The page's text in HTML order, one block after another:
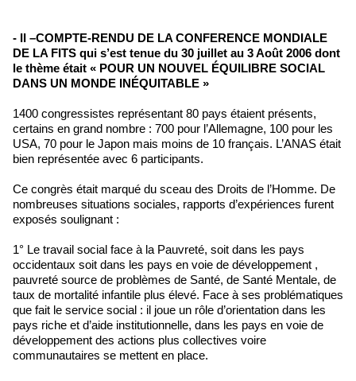
- II –COMPTE-RENDU DE LA CONFERENCE MONDIALE
DE LA FITS qui s’est tenue du 30 juillet au 3 Août 2006 dont
le thème était « POUR UN NOUVEL ÉQUILIBRE SOCIAL
DANS UN MONDE INÉQUITABLE »
1400 congressistes représentant 80 pays étaient présents,
certains en grand nombre : 700 pour l’Allemagne, 100 pour les
USA, 70 pour le Japon mais moins de 10 français. L’ANAS était
bien représentée avec 6 participants.
Ce congrès était marqué du sceau des Droits de l’Homme. De
nombreuses situations sociales, rapports d’expériences furent
exposés soulignant :
1° Le travail social face à la Pauvreté, soit dans les pays
occidentaux soit dans les pays en voie de développement ,
pauvreté source de problèmes de Santé, de Santé Mentale, de
taux de mortalité infantile plus élevé. Face à ses problématiques
que fait le service social : il joue un rôle d’orientation dans les
pays riche et d’aide institutionnelle, dans les pays en voie de
développement des actions plus collectives voire
communautaires se mettent en place.